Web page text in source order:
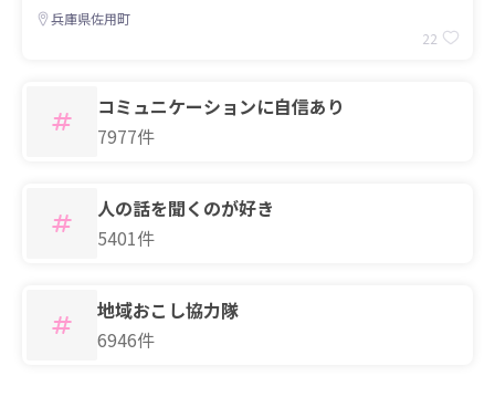
兵庫県佐用町
22
コミュニケーションに自信あり
7977件
人の話を聞くのが好き
5401件
地域おこし協力隊
6946件